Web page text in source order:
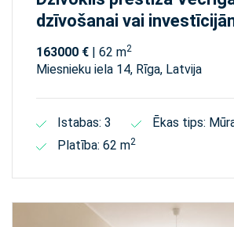
dzīvošanai vai
163000 € | 62 m2
Miesnieku iela 14, Rīga, Latvija
Istabas: 3
Ēkas tips:
Platība: 62 m2